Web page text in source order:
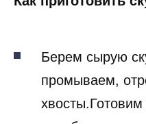
Берем сырую
промываем,